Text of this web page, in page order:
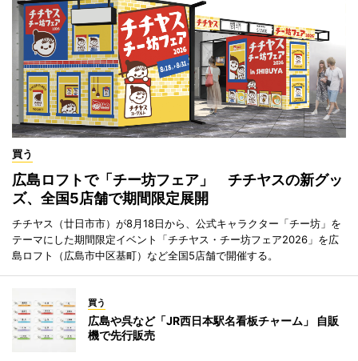
買う
広島ロフトで「チー坊フェア」 チチヤスの新グッ
ズ、全国5店舗で期間限定展開
チチヤス（廿日市市）が8月18日から、公式キャラクター「チー坊」を
テーマにした期間限定イベント「チチヤス・チー坊フェア2026」を広
島ロフト（広島市中区基町）など全国5店舗で開催する。
買う
広島や呉など「JR西日本駅名看板チャーム」 自販
機で先行販売